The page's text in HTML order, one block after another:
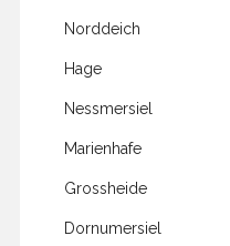
Norddeich
Hage
Nessmersiel
Marienhafe
Grossheide
Dornumersiel